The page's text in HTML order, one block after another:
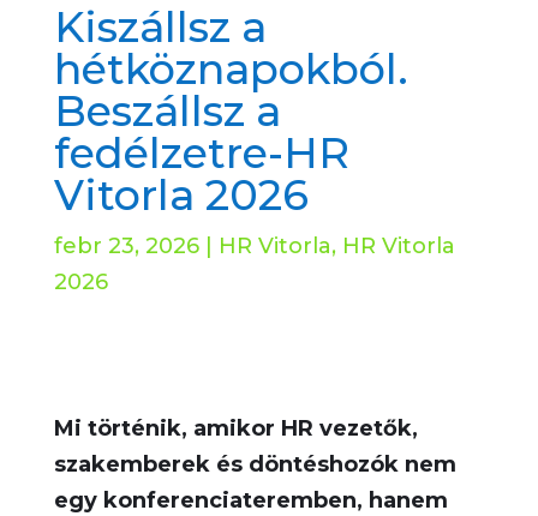
Kiszállsz a
hétköznapokból.
Beszállsz a
fedélzetre-HR
Vitorla 2026
febr 23, 2026| HR Vitorla, HR Vitorla
2026
Mi történik, amikor HR vezetők,
szakemberek és döntéshozók nem
egy konferenciateremben, hanem